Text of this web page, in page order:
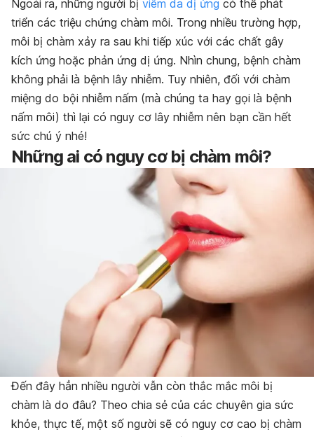
Ngoài ra, những người bị viêm da dị ứng có thể phát
triển các triệu chứng chàm môi. Trong nhiều trường hợp,
môi bị chàm xảy ra sau khi tiếp xúc với các chất gây
kích ứng hoặc phản ứng dị ứng. Nhìn chung, bệnh chàm
không phải là bệnh lây nhiễm. Tuy nhiên, đối với chàm
miệng do bội nhiễm nấm (mà chúng ta hay gọi là bệnh
nấm môi) thì lại có nguy cơ lây nhiễm nên bạn cần hết
sức chú ý nhé!
Những ai có nguy cơ bị chàm môi?
Đến đây hẳn nhiều người vẫn còn thắc mắc môi bị
chàm là do đâu? Theo chia sẻ của các chuyên gia sức
khỏe, thực tế, một số người sẽ có nguy cơ cao bị chàm